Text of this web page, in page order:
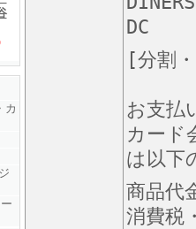
カ
DC
[分割
お支払
カード
は以下
商品代
消費税